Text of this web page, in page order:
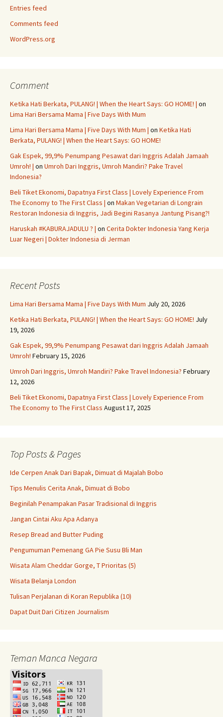
Entries feed
Comments feed
WordPress.org
Comment
Ketika Hati Berkata, PULANG! | When the Heart Says: GO HOME! | on
Lima Hari Bersama Mama | Five Days With Mum
Lima Hari Bersama Mama | Five Days With Mum | on Ketika Hati
Berkata, PULANG! | When the Heart Says: GO HOME!
Gak Espek, 99,9% Penumpang Pesawat dari Inggris Adalah Jamaah
Umroh! | on Umroh Dari Inggris, Umroh Mandiri? Pake Travel
Indonesia?
Beli Tiket Ekonomi, Dapatnya First Class | Lovely Experience From
The Economy to The First Class | on Makan Vegetarian di Longrain
Restoran Indonesia di Inggris, Jadi Begini Rasanya Jantung Pisang?!
Haruskah #KABURAJADULU ? | on Cerita Dokter Indonesia Yang Kerja
Luar Negeri | Dokter Indonesia di Jerman
Recent Posts
Lima Hari Bersama Mama | Five Days With Mum July 20, 2026
Ketika Hati Berkata, PULANG! | When the Heart Says: GO HOME! July
19, 2026
Gak Espek, 99,9% Penumpang Pesawat dari Inggris Adalah Jamaah
Umroh! February 15, 2026
Umroh Dari Inggris, Umroh Mandiri? Pake Travel Indonesia? February
12, 2026
Beli Tiket Ekonomi, Dapatnya First Class | Lovely Experience From
The Economy to The First Class August 17, 2025
Top Posts & Pages
Ide Cerpen Anak Dari Bapak, Dimuat di Majalah Bobo
Tips Menulis Cerita Anak, Dimuat di Bobo
Beginilah Penampakan Pasar Tradisional di Inggris
Jangan Cintai Aku Apa Adanya
Resep Bread and Butter Puding
Pengumuman Pemenang GA Pie Susu Bli Man
Wisata Alam Cheddar Gorge, T Prioritas (5)
Wisata Belanja London
Tulisan Perjalanan di Koran Republika (10)
Dapat Duit Dari Citizen Journalism
Teman Manca Negara